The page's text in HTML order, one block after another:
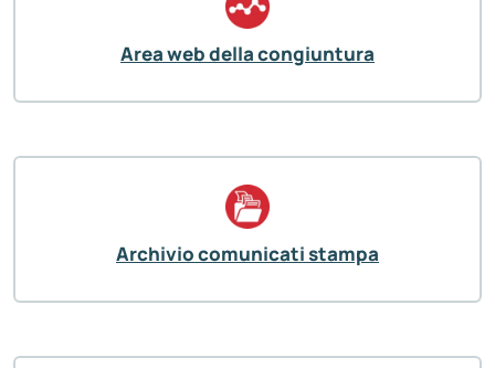
Area web della congiuntura
Archivio comunicati stampa